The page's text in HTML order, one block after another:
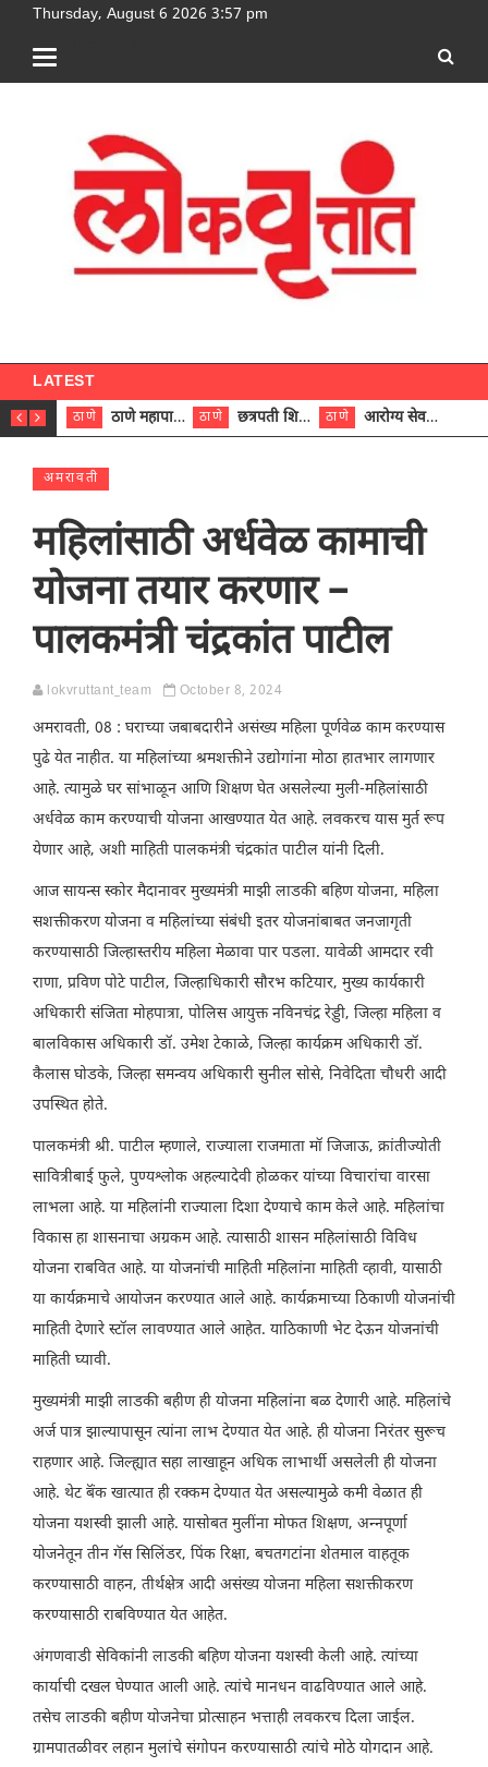
Thursday, August 6 2026 3:57 pm
LATEST
ठाणे ठाणे महापालिकेच्या नऊ प्रभाग समित्यांवर अध्यक्ष विराजमान ठाणे छत्रपती शिवाजी महाराज रुग्णालयात दुर्मिळ ट्युमरची यशस्वी शस्त्रक्रिया ठाणे आरोग्य सेवक (पुरुष) पदावरून ११ कर्मचाऱ्यांना आरोग्य सहाय्यक (पुरुष) पदावर पदोन्नती; मुख्य कार्यकारी अधिकारी रणजित यादव यांच्या हस्ते आदेश वितरण
अमरावती
महिलांसाठी अर्धवेळ कामाची
योजना तयार करणार –
पालकमंत्री चंद्रकांत पाटील
lokvruttant_team October 8, 2024
अमरावती, 08 : घराच्या जबाबदारीने असंख्य महिला पूर्णवेळ काम करण्यास
पुढे येत नाहीत. या महिलांच्या श्रमशक्तीने उद्योगांना मोठा हातभार लागणार
आहे. त्यामुळे घर सांभाळून आणि शिक्षण घेत असलेल्या मुली-महिलांसाठी
अर्धवेळ काम करण्याची योजना आखण्यात येत आहे. लवकरच यास मुर्त रूप
येणार आहे, अशी माहिती पालकमंत्री चंद्रकांत पाटील यांनी दिली.
आज सायन्स स्कोर मैदानावर मुख्यमंत्री माझी लाडकी बहिण योजना, महिला
सशक्तीकरण योजना व महिलांच्या संबंधी इतर योजनांबाबत जनजागृती
करण्यासाठी जिल्हास्तरीय महिला मेळावा पार पडला. यावेळी आमदार रवी
राणा, प्रविण पोटे पाटील, जिल्हाधिकारी सौरभ कटियार, मुख्य कार्यकारी
अधिकारी संजिता मोहपात्रा, पोलिस आयुक्त नविनचंद्र रेड्डी, जिल्हा महिला व
बालविकास अधिकारी डॉ. उमेश टेकाळे, जिल्हा कार्यक्रम अधिकारी डॉ.
कैलास घोडके, जिल्हा समन्वय अधिकारी सुनील सोसे, निवेदिता चौधरी आदी
उपस्थित होते.
पालकमंत्री श्री. पाटील म्हणाले, राज्याला राजमाता मॉ जिजाऊ, क्रांतीज्योती
सावित्रीबाई फुले, पुण्यश्लोक अहल्यादेवी होळकर यांच्या‍ विचारांचा वारसा
लाभला आहे. या महिलांनी राज्याला दिशा देण्याचे काम केले आहे. महिलांचा
विकास हा शासनाचा अग्रकम आहे. त्यासाठी शासन महिलांसाठी विविध
योजना राबवित आहे. या योजनांची माहिती महिलांना माहिती व्हावी, यासाठी
या कार्यक्रमाचे आयोजन करण्यात आले आहे. कार्यक्रमाच्या ठिकाणी योजनांची
माहिती देणारे स्टॉल लावण्यात आले आहेत. याठिकाणी भेट देऊन योजनांची
माहिती घ्यावी.
मुख्यमंत्री माझी लाडकी बहीण ही योजना महिलांना बळ देणारी आहे. महिलांचे
अर्ज पात्र झाल्यापासून त्यांना लाभ देण्यात येत आहे. ही योजना निरंतर सुरूच
राहणार आहे. जिल्ह्यात सहा लाखाहून अधिक लाभार्थी असलेली ही योजना
आहे. थेट बॅंक खात्यात ही रक्कम देण्यात येत असल्यामुळे कमी वेळात ही
योजना यशस्वी झाली आहे. यासोबत मुलींना मोफत शिक्षण, अन्नपूर्णा
योजनेतून तीन गॅस सिलिंडर, पिंक रिक्षा, बचतगटांना शेतमाल वाहतूक
करण्यासाठी वाहन, तीर्थक्षेत्र आदी असंख्य योजना महिला सशक्तीकरण
करण्यासाठी राबविण्यात येत आहेत.
अंगणवाडी सेविकांनी लाडकी बहिण योजना यशस्वी केली आहे. त्यांच्या
कार्याची दखल घेण्यात आली आहे. त्यांचे मानधन वाढविण्यात आले आहे.
तसेच लाडकी बहीण योजनेचा प्रोत्साहन भत्ताही लवकरच दिला जाईल.
ग्रामपातळीवर लहान मुलांचे संगोपन करण्यासाठी त्यांचे मोठे योगदान आहे.